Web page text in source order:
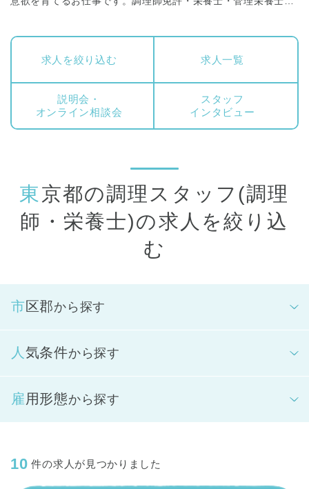
理、安全衛生基準に基づいた安全衛生管理、食材の在庫管理・
援や、こどもたちの食への意欲を高める食育活動の計画・実施
などをお願いしています。
きます。また、調理器具、食具の洗浄や給食室の清掃など、調
理以外のお仕事もお願いしています。
こどもたちにとっては、おいしい食事を作ってくれる給食室の
おとなの一人です。スタッフ間のチームワークを大切にしなが
ら、食を通してこども達の成長を支えていきます。
求人を絞り込む 求人一覧
説明会・
オンライン相談会
スタッフ
インタビュー
東京都の調理スタッフ(調理
師・栄養士)の求人を絞り込
む
市区郡から探す
人気条件から探す
雇用形態から探す
10 件の求人が見つかりました